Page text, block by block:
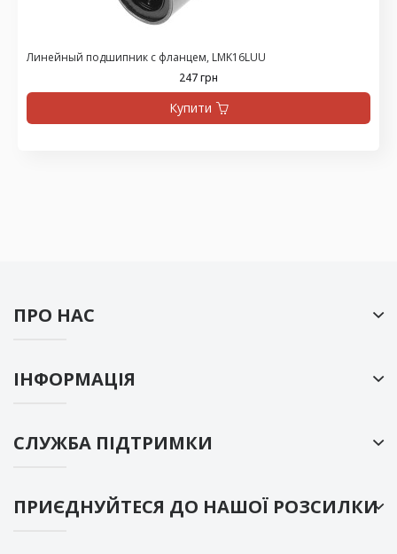
Линейный подшипник с фланцем, LMK16LUU
247 грн
Купити
ПРО НАС
ІНФОРМАЦІЯ
СЛУЖБА ПІДТРИМКИ
ПРИЄДНУЙТЕСЯ ДО НАШОЇ РОЗСИЛКИ